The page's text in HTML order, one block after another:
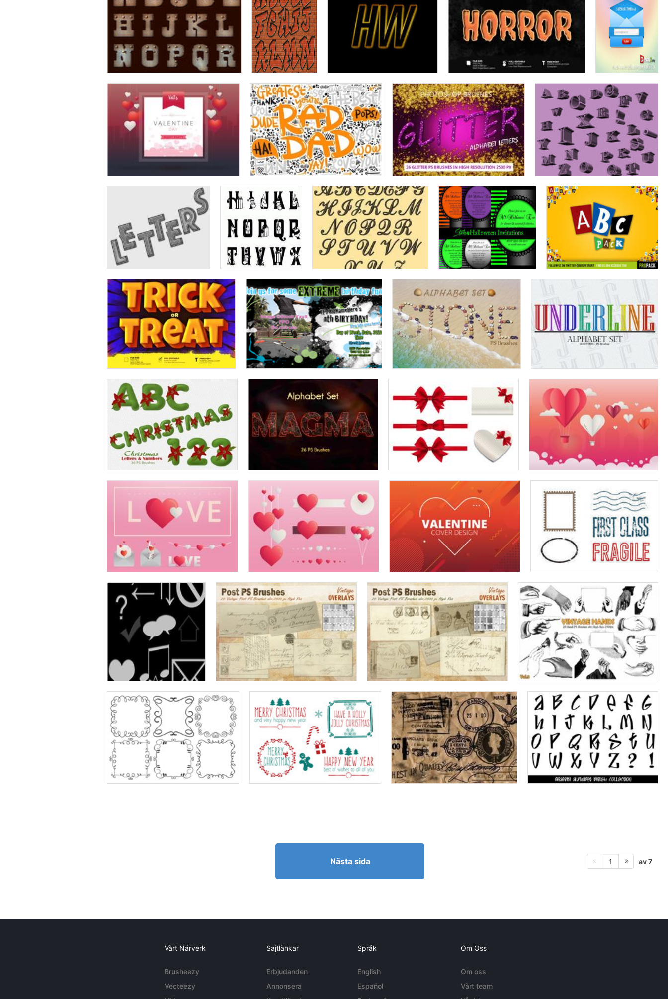
Nästa sida 1 av 7
Vårt Närverk
Brusheezy
Vecteezy
Sajtlänkar
Erbjudanden
Annonsera
Språk
English
Español
Om Oss
Om oss
Vårt team